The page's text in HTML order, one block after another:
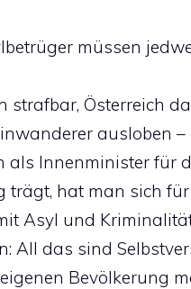
müssen
strafbar, Österreich
ausloben
als Innenminister für
trägt, hat man sich
Asyl und
All das sind
Bevölkerung